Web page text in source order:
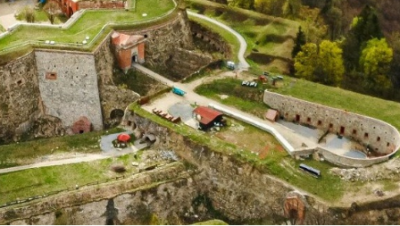
Polski English
Česká 中国
Dansk Deutsch
Español Français
Italiano Magyar
Nederlands 日本語